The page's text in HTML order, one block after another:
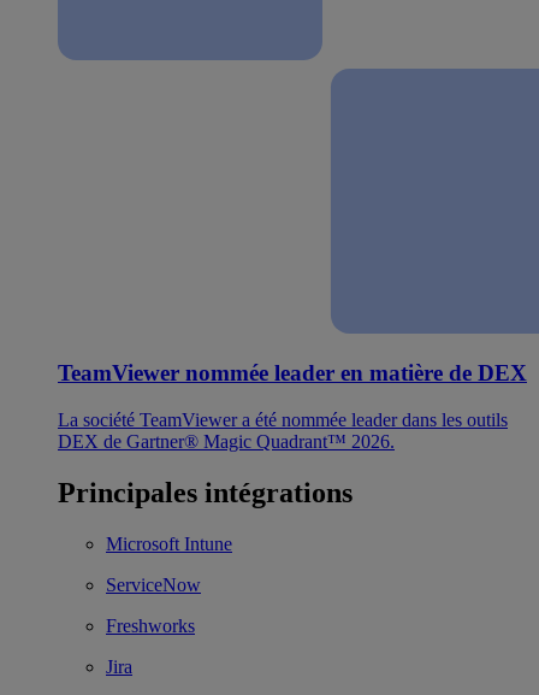
TeamViewer nommée leader en matière de DEX
La société TeamViewer a été nommée leader dans les outils
DEX de Gartner® Magic Quadrant™ 2026.
Principales intégrations
Microsoft Intune
ServiceNow
Freshworks
Jira